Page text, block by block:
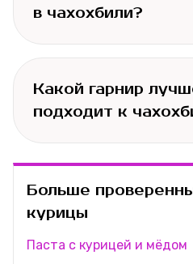
в чахохбили?
Какой гарнир
подходит к
Больше
курицы
Паста с курицей и мёдом